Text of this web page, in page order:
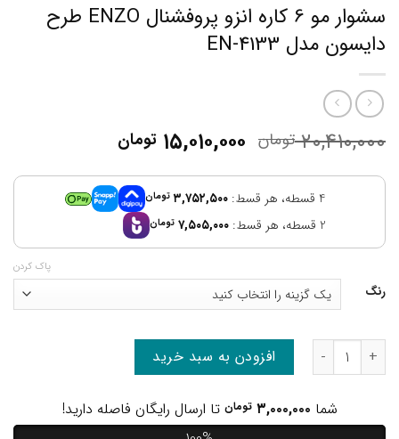
سشوار مو 6 کاره انزو پروفشنال ENZO طرح
دایسون مدل EN-4133
۲۰,۴۱۰,۰۰۰ تومان ۱۵,۰۱۰,۰۰۰ تومان
4 قسطه، هر قسط: ۳,۷۵۲,۵۰۰ تومان
2 قسطه، هر قسط: ۷,۵۰۵,۰۰۰ تومان
رنگ
پاک کردن
افزودن به سبد خرید
شما ۳,۰۰۰,۰۰۰ تومان تا ارسال رایگان فاصله دارید!